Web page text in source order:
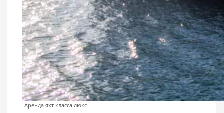
Аренда яхт класса люкс